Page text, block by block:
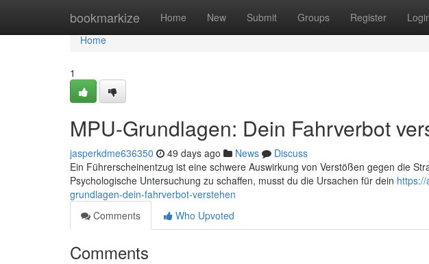
bookmarkize Home New Submit Groups Register
Home
Home
1
MPU-Grundlagen: Dein Fahrverbot
jasperkdme636350 49 days ago News
Discuss
Ein Führerscheinentzug ist eine schwere Auswirkung von Verstößen gegen die
Psychologische Untersuchung zu schaffen, musst du die Ursachen für dein
grundlagen-dein-fahrverbot-verstehen
Comments
Who Upvoted
Comments